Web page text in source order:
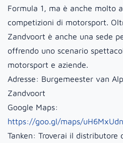
Formula 1, ma è anche molto
competizioni di motorsport.
Zandvoort è anche una sede
offrendo uno scenario
motorsport e aziende.
Adresse: Burgemeester van
Zandvoort
Google Maps:
https://goo.gl/maps/
Tanken: Troverai il distributore